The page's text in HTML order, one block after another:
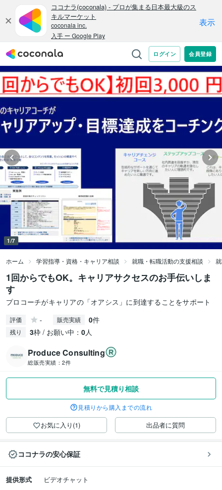
1/7
ホーム 学習指導・資格・キャリア相談 就職・転職活動の支援相談
1回からでもOK。キャリアサクセスのお手伝いしま
す
プロコーチがキャリアの「オアシス」に到達することをサポート
評価 - 販売実績 0件
残り 3枠 / お願い中： 0人
Produce Consulting
総販売実績： 2件
無料で見積り相談
見積りから購入までの流れ
お気に入り(1) 出品者に質問
ココナラの安心保証
提供形式
ビデオチャット